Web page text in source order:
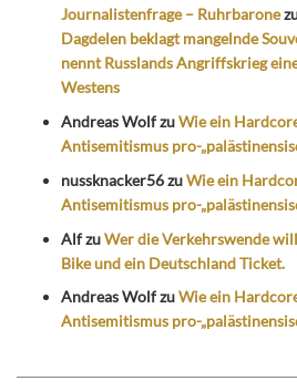
Journalistenfrage – Ruhrbarone
Dagdelen beklagt mangelnde
nennt Russlands Angriffskrieg
Westens
Andreas WolfzuWie ein
Antisemitismus pro-
nussknacker56zuWie ein
Antisemitismus pro-
AlfzuWer die Verkehrswende
Bike und ein Deutschland Ticket.
Andreas WolfzuWie ein
Antisemitismus pro-